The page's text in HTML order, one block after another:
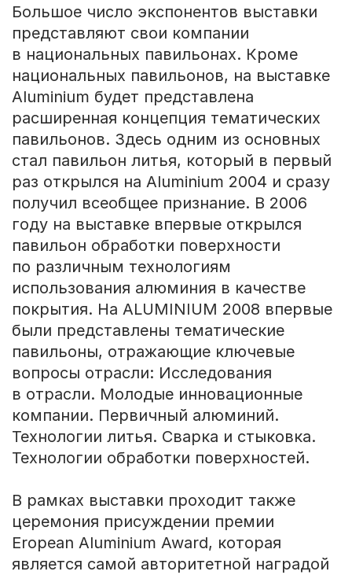
Большое число экспонентов выставки
представляют свои компании
в национальных павильонах. Кроме
национальных павильонов, на выставке
Aluminium будет представлена
расширенная концепция тематических
павильонов. Здесь одним из основных
стал павильон литья, который в первый
раз открылся на Aluminium 2004 и сразу
получил всеобщее признание. В 2006
году на выставке впервые открылся
павильон обработки поверхности
по различным технологиям
использования алюминия в качестве
покрытия. На ALUMINIUM 2008 впервые
были представлены тематические
павильоны, отражающие ключевые
вопросы отрасли: Исследования
в отрасли. Молодые инновационные
компании. Первичный алюминий.
Технологии литья. Сварка и стыковка.
Технологии обработки поверхностей.
В рамках выставки проходит также
церемония присуждении премии
Eropean Aluminium Award, которая
является самой авторитетной наградой